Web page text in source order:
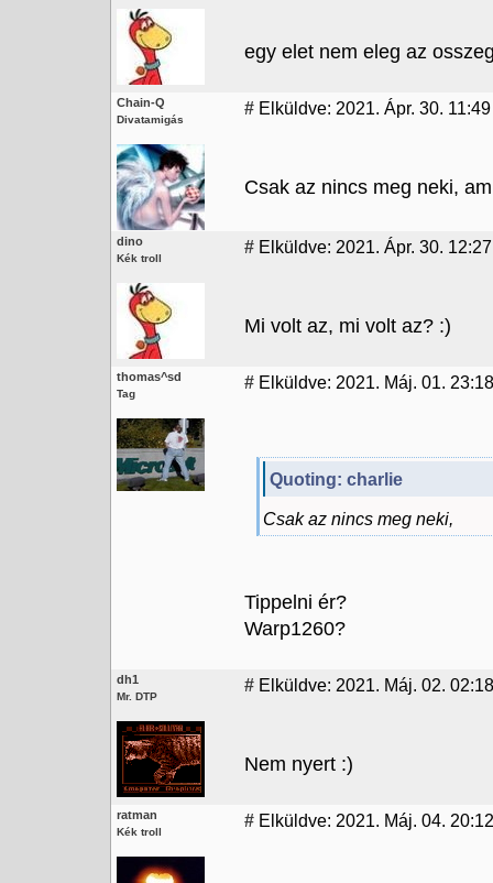
egy elet nem eleg az
Chain-Q
Divatamigás
# Elküldve: 2021. Ápr. 30. 11:49
Csak az nincs meg neki,
dino
Kék troll
# Elküldve: 2021. Ápr. 30. 12:27
Mi volt az, mi volt az? :)
thomas^sd
Tag
# Elküldve: 2021. Máj. 01. 23:18
Quoting: charlie
Csak az nincs meg neki,
Tippelni ér?
Warp1260?
dh1
Mr. DTP
# Elküldve: 2021. Máj. 02. 02:18
Nem nyert :)
ratman
Kék troll
# Elküldve: 2021. Máj. 04.